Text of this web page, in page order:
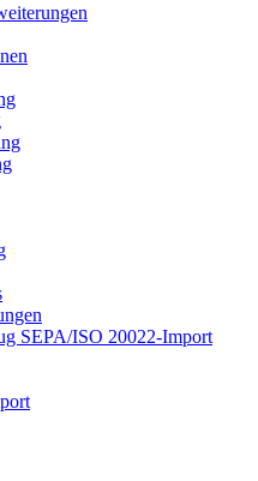
SEPA/ISO 20022-Import